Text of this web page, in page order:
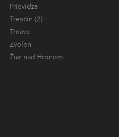
Prievidza
Trenčín (2)
Trnava
Zvolen
Žiar nad Hronom